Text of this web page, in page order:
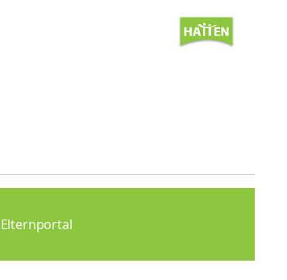
Elternportal